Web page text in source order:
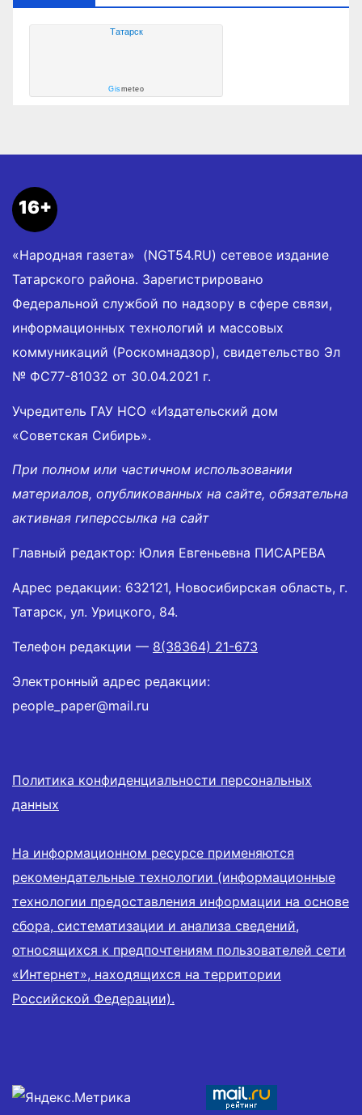
Татарск
Gismeteo
16+
«Народная газета» (NGT54.RU) сетевое издание
Татарского района. Зарегистрировано
Федеральной службой по надзору в сфере связи,
информационных технологий и массовых
коммуникаций (Роскомнадзор), свидетельство Эл
№ ФС77-81032 от 30.04.2021 г.
Учредитель ГАУ НСО «Издательский дом
«Советская Сибирь».
При полном или частичном использовании
материалов, опубликованных на сайте, обязательна
активная гиперссылка на сайт
Главный редактор: Юлия Евгеньевна ПИСАРЕВА
Адрес редакции: 632121, Новосибирская область, г.
Татарск, ул. Урицкого, 84.
Телефон редакции — 8(38364) 21-673
Электронный адрес редакции:
people_paper@mail.ru
Политика конфиденциальности персональных
данных
На информационном ресурсе применяются
рекомендательные технологии (информационные
технологии предоставления информации на основе
сбора, систематизации и анализа сведений,
относящихся к предпочтениям пользователей сети
«Интернет», находящихся на территории
Российской Федерации).